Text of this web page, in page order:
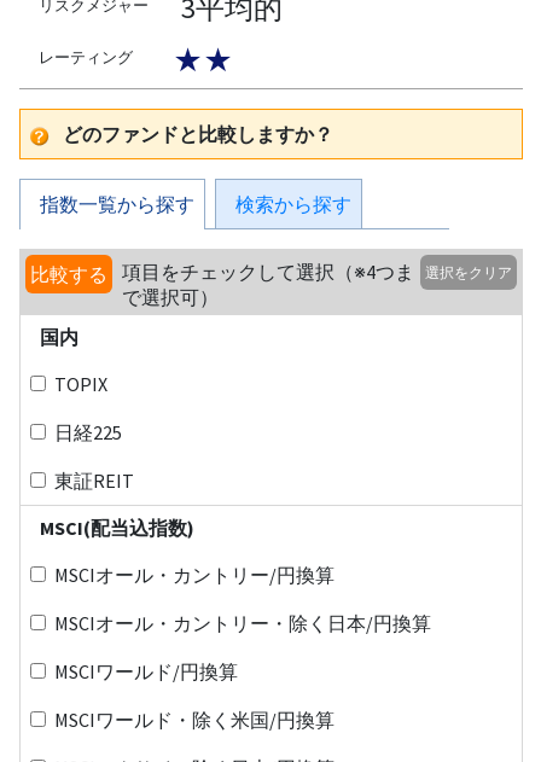
リスクメジャー 3平均的
レーティング ★★
どのファンドと比較しますか？
指数一覧から探す 検索から探す
比較する
項目をチェックして選択（※4つま
で選択可）
選択をクリア
国内
TOPIX
日経225
東証REIT
MSCI(配当込指数)
MSCIオール・カントリー/円換算
MSCIオール・カントリー・除く日本/円換算
MSCIワールド/円換算
MSCIワールド・除く米国/円換算